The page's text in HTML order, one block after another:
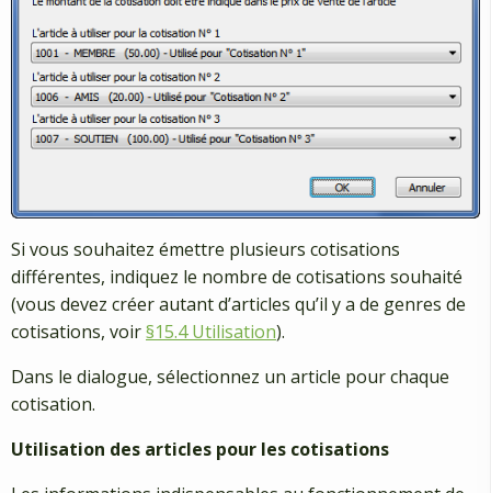
Si vous souhaitez émettre plusieurs cotisations
différentes, indiquez le nombre de cotisations souhaité
(vous devez créer autant d’articles qu’il y a de genres de
cotisations, voir§15.4 Utilisation).
Dans le dialogue, sélectionnez un article pour chaque
cotisation.
Utilisation des articles pour les cotisations